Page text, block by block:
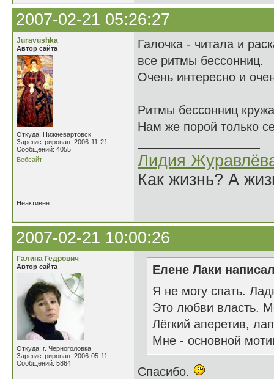
2007-02-21 05:26:27
Juravushka
Автор сайта
Откуда: Нижневартовск
Зарегистрирован: 2006-11-21
Сообщений: 4055
Вебсайт
Галочка - читала и
все ритмы бессонниц.
Очень интересно и
Ритмы бессонниц
Нам же порой только
Лидия
Как жизнь? А
Неактивен
2007-02-21 10:00:26
Галина Гедрович
Автор сайта
Откуда: г. Черноголовка
Зарегистрирован: 2006-05-11
Сообщений: 5864
Елене Лаки
Я не могу спать.
Это любви власть.
Лёгкий аперетив,
Мне - основной
Спасибо.